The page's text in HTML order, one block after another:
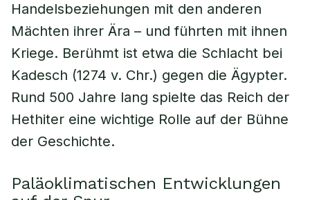
Handelsbeziehungen mit den anderen
Mächten ihrer Ära – und führten mit ihnen
Kriege. Berühmt ist etwa die Schlacht bei
Kadesch (1274 v. Chr.) gegen die Ägypter.
Rund 500 Jahre lang spielte das Reich der
Hethiter eine wichtige Rolle auf der Bühne
der Geschichte.
Paläoklimatischen Entwicklungen